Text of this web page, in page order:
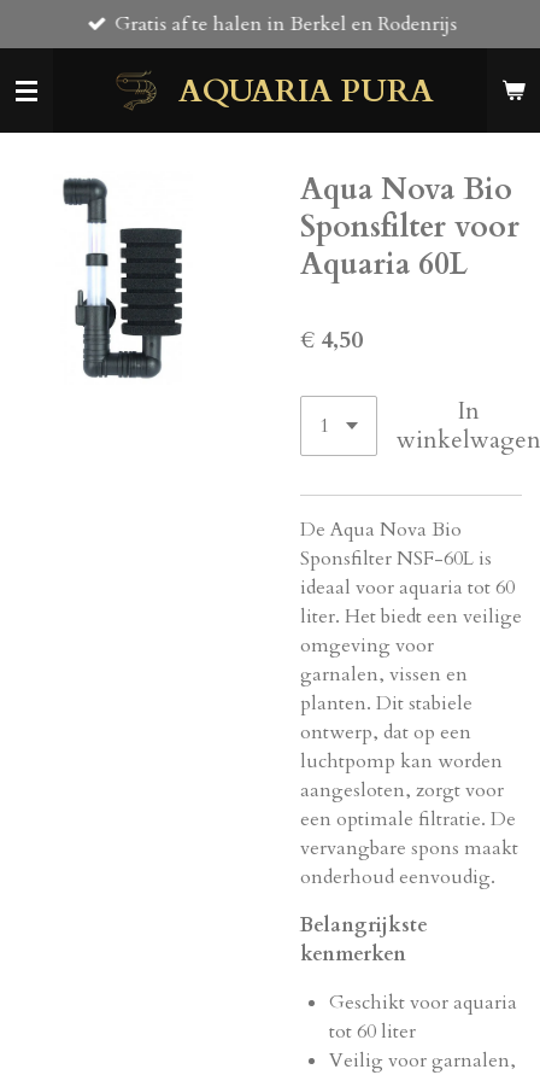
direct
naar
AQUARIA PURA
Gratis af te halen in Berkel en Rodenrijs
Aqua Nova Bio
Sponsfilter voor
Aquaria 60L
€ 4,50
In
winkelwagen
De Aqua Nova Bio
Sponsfilter NSF-60L is
ideaal voor aquaria tot 60
liter. Het biedt een veilige
omgeving voor
garnalen, vissen en
planten. Dit stabiele
ontwerp, dat op een
luchtpomp kan worden
aangesloten, zorgt voor
een optimale filtratie. De
vervangbare spons maakt
onderhoud eenvoudig.
Belangrijkste
kenmerken
Geschikt voor aquaria
tot 60 liter
Veilig voor garnalen,